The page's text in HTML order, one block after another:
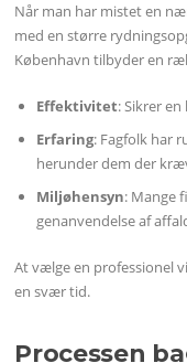
Når man har mistet en
med en større
København tilbyder en
Effektivitet: Sikrer
Erfaring: Fagfolk har
herunder dem der
Miljøhensyn: Mange
genanvendelse af
At vælge en professionel
en svær tid.
Processen